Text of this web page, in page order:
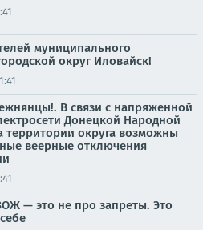
муниципального
округ Иловайск!
В связи с напряженной
Донецкой Народной
территории округа возможны
веерные отключения
— это не про запреты. Это